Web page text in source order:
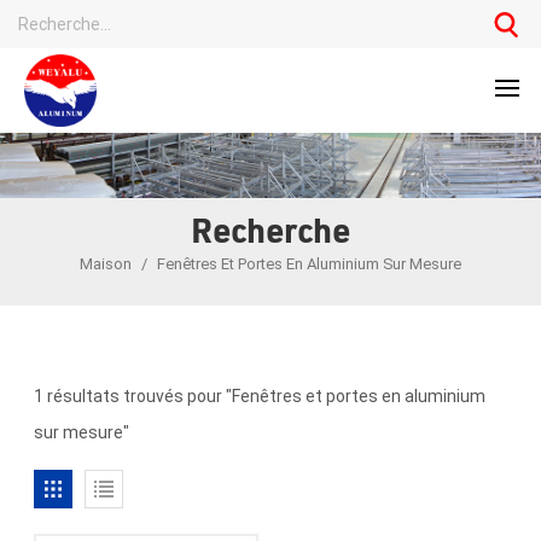
Recherche
Maison / Fenêtres Et Portes En Aluminium Sur Mesure
1 résultats trouvés pour "Fenêtres et portes en aluminium
sur mesure"